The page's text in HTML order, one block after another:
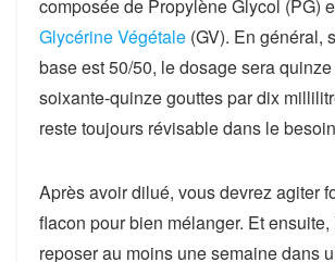
composée de Propylène Glycol (PG)
Glycérine Végétale (GV). En général,
base est 50/50, le dosage sera
soixante-quinze gouttes par dix
reste toujours révisable dans le
Après avoir dilué, vous devrez agiter
flacon pour bien mélanger. Et
reposer au moins une semaine dans